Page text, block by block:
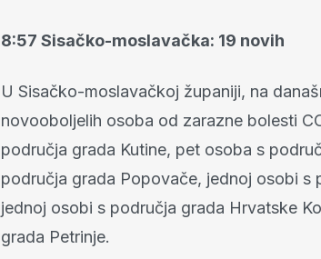
8:57 Sisačko-moslavačka: 19 novih
U Sisačko-moslavačkoj županiji, na
novooboljelih osoba od zarazne bolesti
područja grada Kutine, pet osoba s
područja grada Popovače, jednoj osobi s
jednoj osobi s područja grada Hrvatske
grada Petrinje.